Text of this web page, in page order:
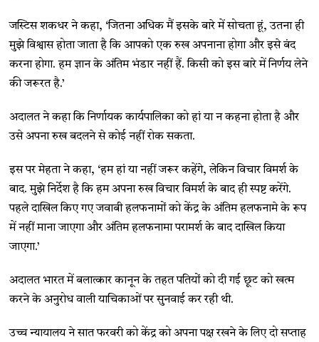
जस्टिस शकधर ने कहा, ‘जितना अधिक मैं इसके बारे में सोचता हूं, उतना ही
मुझे विश्वास होता जाता है कि आपको एक रुख अपनाना होगा और इसे बंद
करना होगा. हम ज्ञान के अंतिम भंडार नहीं हैं. किसी को इस बारे में निर्णय लेने
की जरूरत है.’
अदालत ने कहा कि निर्णायक कार्यपालिका को हां या न कहना होता है और
उसे अपना रुख बदलने से कोई नहीं रोक सकता.
इस पर मेहता ने कहा, ‘हम हां या नहीं जरूर कहेंगे, लेकिन विचार विमर्श के
बाद. मुझे निर्देश है कि हम अपना रुख विचार विमर्श के बाद ही स्पष्ट करेंगे.
पहले दाखिल किए गए जवाबी हलफनामों को केंद्र के अंतिम हलफनामे के रूप
में नहीं माना जाएगा और अंतिम हलफनामा परामर्श के बाद दाखिल किया
जाएगा.’
अदालत भारत में बलात्कार कानून के तहत पतियों को दी गई छूट को खत्म
करने के अनुरोध वाली याचिकाओं पर सुनवाई कर रही थी.
उच्च न्यायालय ने सात फरवरी को केंद्र को अपना पक्ष रखने के लिए दो सप्ताह